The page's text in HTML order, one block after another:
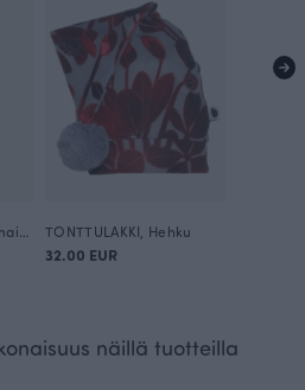
TONTTULAKKI, Hehku
32.00 EUR
näillä tuotteilla